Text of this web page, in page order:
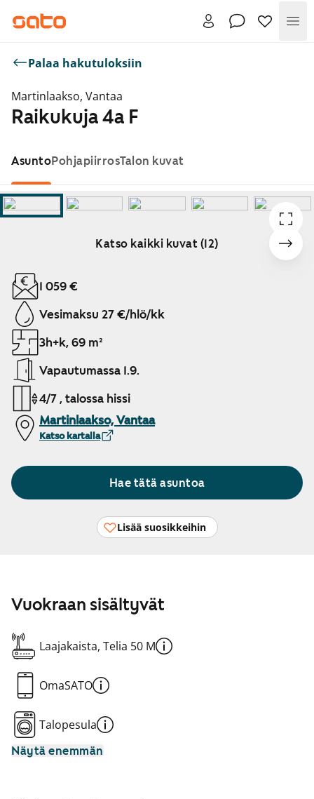
Palaa hakutuloksiin
Martinlaakso, Vantaa
Raikukuja 4a F
AsuntoPohjapiirrosTalon kuvat
Katso kaikki kuvat (12)
Näytetään dia 1 / 12
1 059 €
Vesimaksu 27 €/hlö/kk
3h+k, 69 m²
Vapautumassa 1.9.
4/7 , talossa hissi
Martinlaakso, Vantaa
Katso kartalla
Hae tätä asuntoa
Lisää suosikkeihin
Vuokraan sisältyvät
Laajakaista, Telia 50 M
OmaSATO
Talopesula
Näytä enemmän